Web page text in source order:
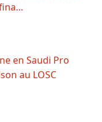
en Saudi Pro
au LOSC